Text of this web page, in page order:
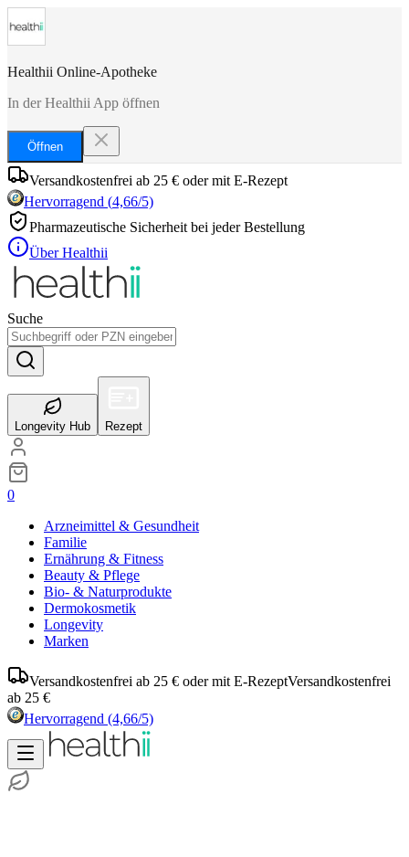
Healthii Online-Apotheke
In der Healthii App öffnen
Öffnen
Versandkostenfrei ab 25 € oder mit E-Rezept
Hervorragend (4,66/5)
Pharmazeutische Sicherheit bei jeder Bestellung
Über Healthii
Suche
Longevity Hub Rezept
0
Arzneimittel & Gesundheit
Familie
Ernährung & Fitness
Beauty & Pflege
Bio- & Naturprodukte
Dermokosmetik
Longevity
Marken
Versandkostenfrei ab 25 € oder mit E-RezeptVersandkostenfrei
ab 25 €
Hervorragend (4,66/5)